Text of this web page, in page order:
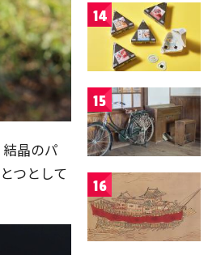
晶のパ
つとして
14
15
16